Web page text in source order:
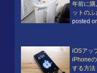
年前に購
ットの
posted
iOSアッ
iPhone
する方法